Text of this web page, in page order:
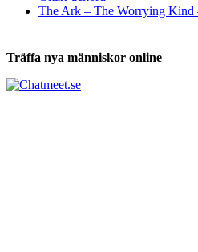
The Ark – The Worrying Kind
Träffa nya människor online